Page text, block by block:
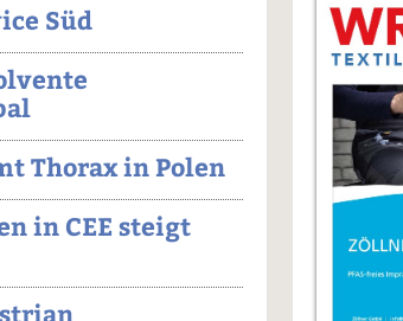
Süd
Thorax in Polen
in CEE steigt